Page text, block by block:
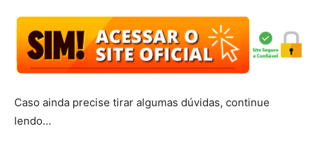
Caso ainda precise tirar algumas dúvidas, continue
lendo…